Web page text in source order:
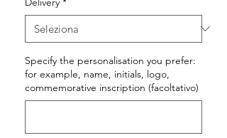
Specify the personalisation you prefer:
for example, name, initials, logo,
commemorative inscription (facoltativo)